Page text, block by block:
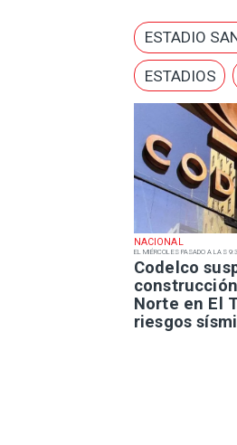
NACIONAL
EL MIÉRCOLES PASADO A LAS
Codelco
Norte en El
riesgos
ESTADIO
ESTADIOS